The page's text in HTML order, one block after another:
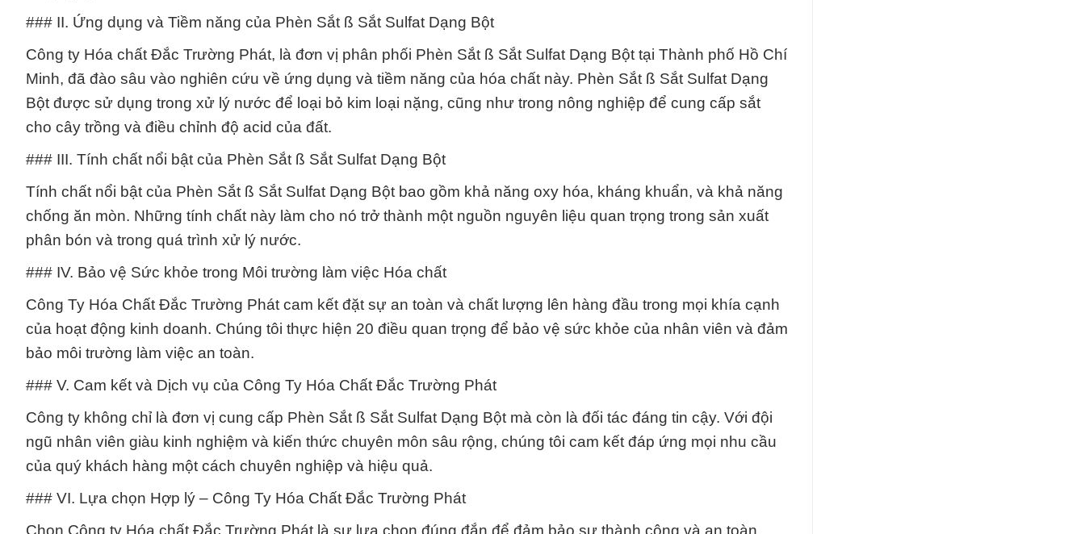
### II. Ứng dụng và Tiềm năng của Phèn Sắt ß Sắt Sulfat Dạng Bột
Công ty Hóa chất Đắc Trường Phát, là đơn vị phân phối Phèn Sắt ß Sắt Sulfat Dạng Bột tại Thành phố Hồ Chí
Minh, đã đào sâu vào nghiên cứu về ứng dụng và tiềm năng của hóa chất này. Phèn Sắt ß Sắt Sulfat Dạng
Bột được sử dụng trong xử lý nước để loại bỏ kim loại nặng, cũng như trong nông nghiệp để cung cấp sắt
cho cây trồng và điều chỉnh độ acid của đất.
### III. Tính chất nổi bật của Phèn Sắt ß Sắt Sulfat Dạng Bột
Tính chất nổi bật của Phèn Sắt ß Sắt Sulfat Dạng Bột bao gồm khả năng oxy hóa, kháng khuẩn, và khả năng
chống ăn mòn. Những tính chất này làm cho nó trở thành một nguồn nguyên liệu quan trọng trong sản xuất
phân bón và trong quá trình xử lý nước.
### IV. Bảo vệ Sức khỏe trong Môi trường làm việc Hóa chất
Công Ty Hóa Chất Đắc Trường Phát cam kết đặt sự an toàn và chất lượng lên hàng đầu trong mọi khía cạnh
của hoạt động kinh doanh. Chúng tôi thực hiện 20 điều quan trọng để bảo vệ sức khỏe của nhân viên và đảm
bảo môi trường làm việc an toàn.
### V. Cam kết và Dịch vụ của Công Ty Hóa Chất Đắc Trường Phát
Công ty không chỉ là đơn vị cung cấp Phèn Sắt ß Sắt Sulfat Dạng Bột mà còn là đối tác đáng tin cậy. Với đội
ngũ nhân viên giàu kinh nghiệm và kiến thức chuyên môn sâu rộng, chúng tôi cam kết đáp ứng mọi nhu cầu
của quý khách hàng một cách chuyên nghiệp và hiệu quả.
### VI. Lựa chọn Hợp lý – Công Ty Hóa Chất Đắc Trường Phát
Chọn Công ty Hóa chất Đắc Trường Phát là sự lựa chọn đúng đắn để đảm bảo sự thành công và an toàn